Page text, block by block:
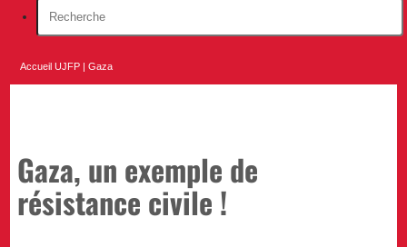
Accueil UJFP |Gaza
Gaza, un exemple de
résistance civile !